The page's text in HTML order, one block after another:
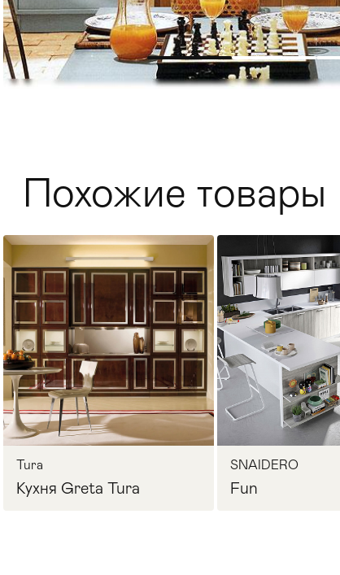
Столы >
Стулья >
Похожие товары
Tura
Кухня Greta Tura
SNAIDERO
Fun